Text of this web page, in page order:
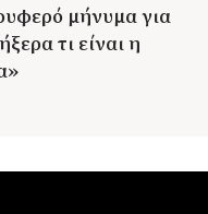
μήνυμα για
τι είναι η